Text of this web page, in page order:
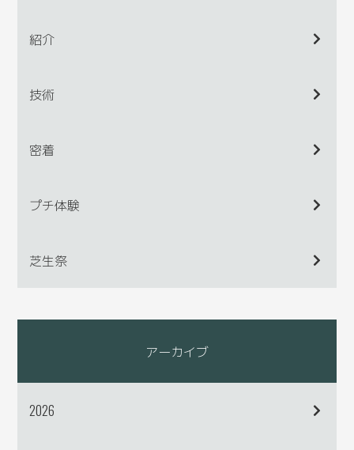
紹介
技術
密着
プチ体験
芝生祭
アーカイブ
2026